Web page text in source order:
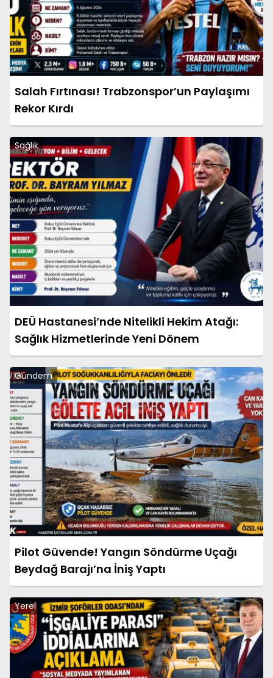
Salah Fırtınası! Trabzonspor’un Paylaşımı
Rekor Kırdı
Sağlık
DEÜ Hastanesi’nde Nitelikli Hekim Atağı:
Sağlık Hizmetlerinde Yeni Dönem
Gündem
Pilot Güvende! Yangın Söndürme Uçağı
Beydağ Barajı’na İniş Yaptı
Yerel